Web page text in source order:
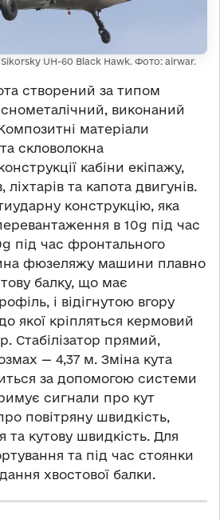
Sikorsky UH-60 Black Hawk. Фото: airwar.
створений за типом
виконаний
матеріали
скловолокна
кабіни екіпажу,
ліхтарів та капота двигунів.
конструкцію, яка
в 10g під час
під час фронтального
фюзеляжу машини плавно
балку, що має
і відігнутою вгору
якої кріпляться кермовий
Стабілізатор прямий,
— 4,37 м. Зміна кута
за допомогою системи
сигнали про кут
повітряну швидкість,
та кутову швидкість. Для
та під час стоянки
хвостової балки.